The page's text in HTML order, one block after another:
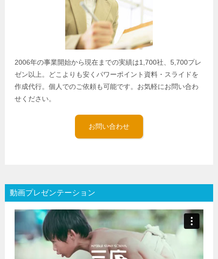
2006年の事業開始から現在までの実績は1,700社、5,700プレ
ゼン以上。どこよりも安くパワーポイント資料・スライドを
作成代行。個人でのご依頼も可能です。お気軽にお問い合わ
せください。
お問い合わせ
動画プレゼンテーション